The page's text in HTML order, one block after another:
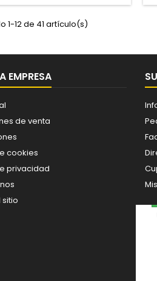
1-12 de 41 artículo(s)
EMPRESA
de venta
cookies
privacidad